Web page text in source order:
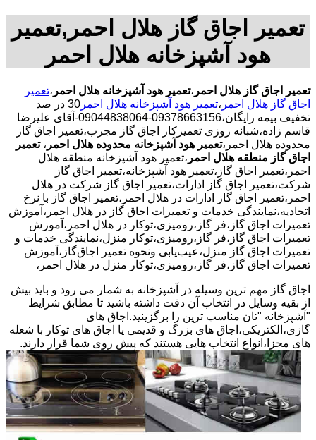
تعمیر اجاق گاز هلال احمر,تعمیر
هود آشپزخانه هلال احمر
تعمیر اجاق گاز هلال احمر ،تعمیر هود آشپزخانه هلال احمر ،تعمیر
اجاق گاز هلال احمر ،تعمیر هود آشپزخانه هلال احمر
30 در صد
تخفیف بیمه رایگان،09378663156-09044838064-آقای علیرضا
قاسم زاده،شبانه روزی تعمیرکار اجاق گاز مجرب،تعمیر اجاق گاز
محدوده هلال احمر،تعمیر هود آشپزخانه محدوده هلال احمر ، تعمیر
اجاق گاز منطقه هلال احمر ،تعمیر هود آشپزخانه منطقه هلال
احمر،تعمیر اجاق گاز،تعمیر هود آشپزخانه،تعمیر اجاق گاز
شرکت،تعمیر اجاق گاز ادارات،تعمیر اجاق گاز شرکت در هلال
احمر،تعمیر اجاق گاز ادارات در هلال احمر،تعمیر اجاق گاز با نرخ
اتحادیه،نمایندگی خدمات و تعمیرات اجاق گاز در هلال احمر،آموزش
تعمیرات اجاق گاز،فر گاز،رومیزی،توکار در هلال احمر،آموزش
تعمیرات اجاق گاز،فر گاز،رومیزی،توکار منزل،نمایندگی خدمات و
تعمیرات اجاق گاز منزل،عیب‌یابی ونحوه تعمیر اجاق‌گاز،آموزش
تعمیرات اجاق گاز،فر گاز،رومیزی،توکار منزل در هلال احمر،
اجاق گاز مهم ترین وسیله در آشپزخانه به شمار می رود و باید بیش
از بقیه وسایل در انتخاب آن دقت داشته باشید تا مطابق شرایط
"آشپزخانه "تان مناسب ترین را برگزینید.اجاق های
گازی،الکتریکی،اجاق های بزرگ و قدیمی یا اجاق های توکار با شعله
های مجزا،انواع انتخاب هایی هستند که پیش روی شما قرار دارند.